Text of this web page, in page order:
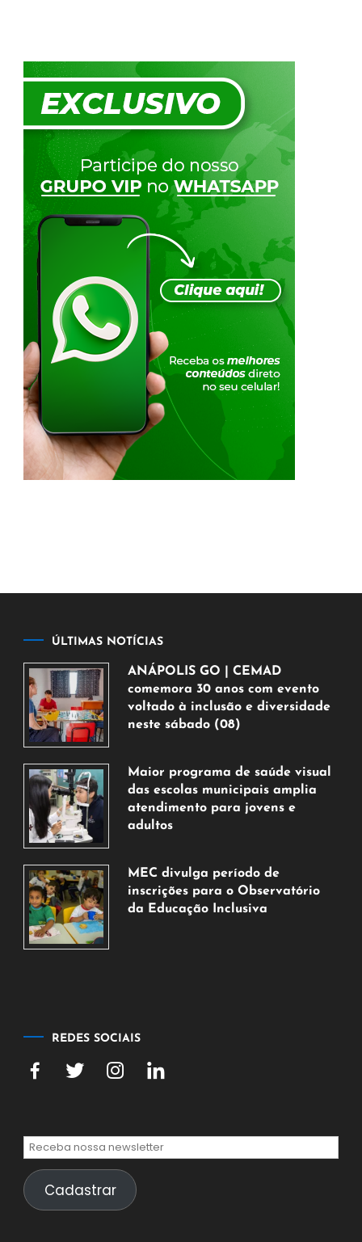
ÚLTIMAS NOTÍCIAS
ANÁPOLIS GO | CEMAD
comemora 30 anos com evento
voltado à inclusão e diversidade
neste sábado (08)
de
agosto
de
2026
Maior programa de saúde visual
das escolas municipais amplia
atendimento para jovens e
adultos
de
agosto
de
MEC divulga período de
inscrições para o Observatório
da Educação Inclusiva
REDES SOCIAIS
Cadastrar